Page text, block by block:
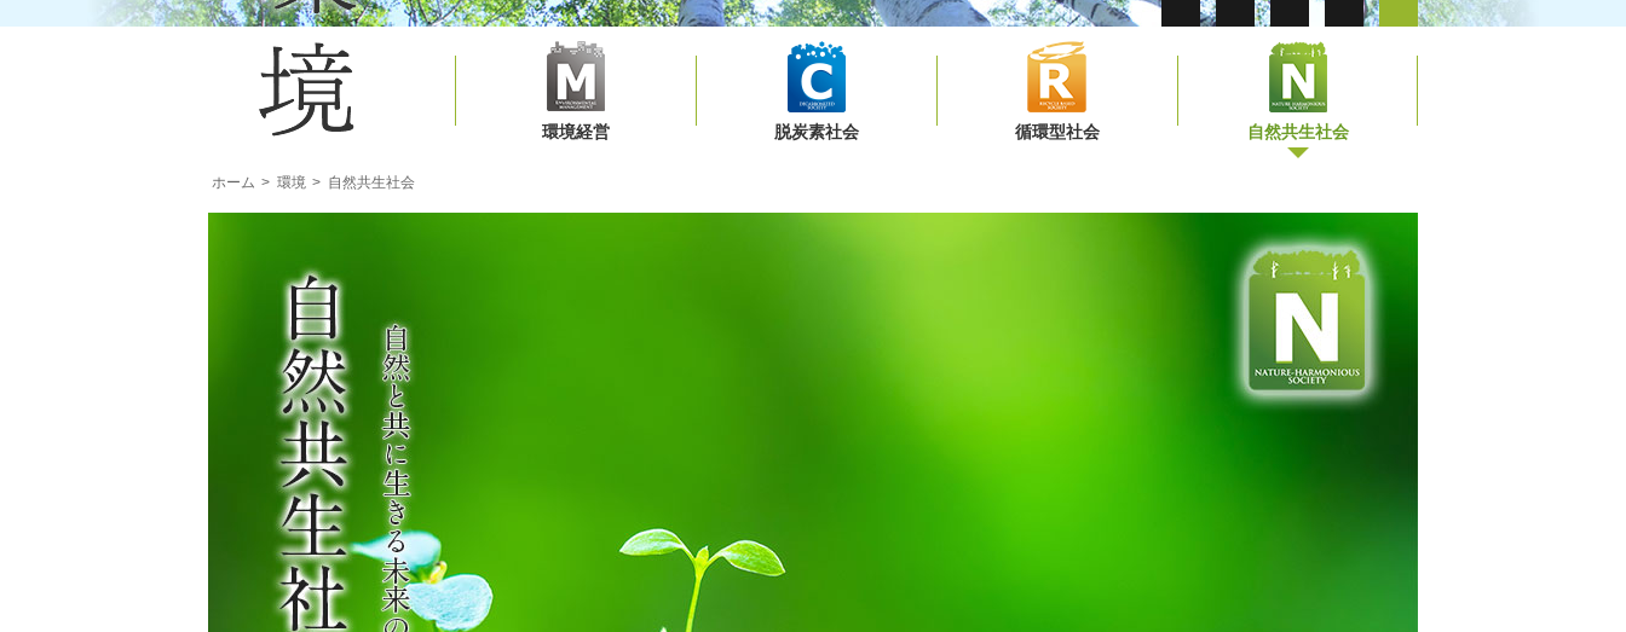
環境経営 脱炭素社会 循環型社会 自然共生社会
ホーム 環境 自然共生社会